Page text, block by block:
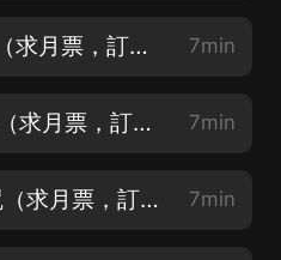
妙手醫皇 005 醫經1（求月票，訂閱，評論） 7min
妙手醫皇 006 醫經2（求月票，訂閱，評論） 7min
妙手醫皇 007 掐苗咒（求月票，訂閱，評論） 7min